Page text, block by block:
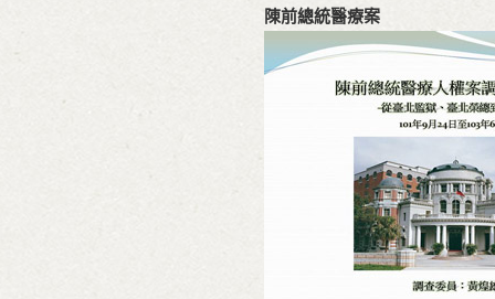
陳前總統醫療案